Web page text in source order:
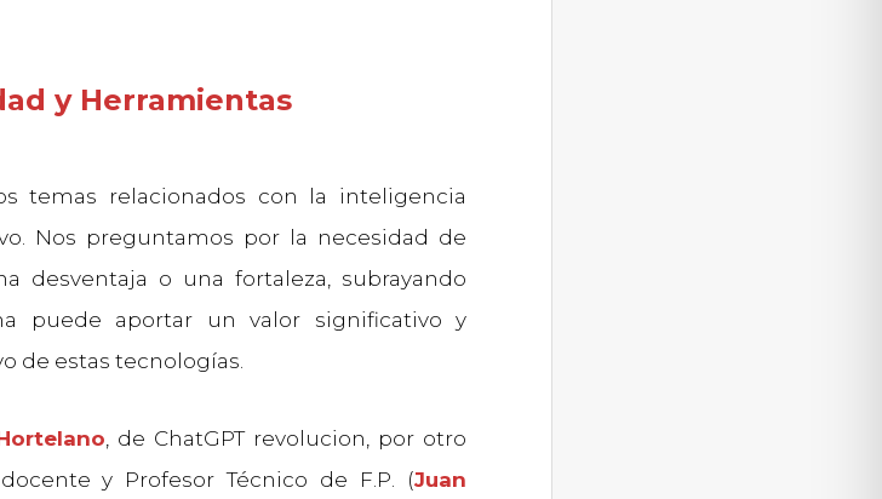
y Herramientas
temas relacionados con la inteligencia
Nos preguntamos por la necesidad de
desventaja o una fortaleza, subrayando
puede aportar un valor significativo y
de estas tecnologías.
, de ChatGPT revolucion, por otro
y Profesor Técnico de F.P. (Juan